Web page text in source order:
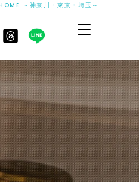
～神奈川・東京・埼玉～